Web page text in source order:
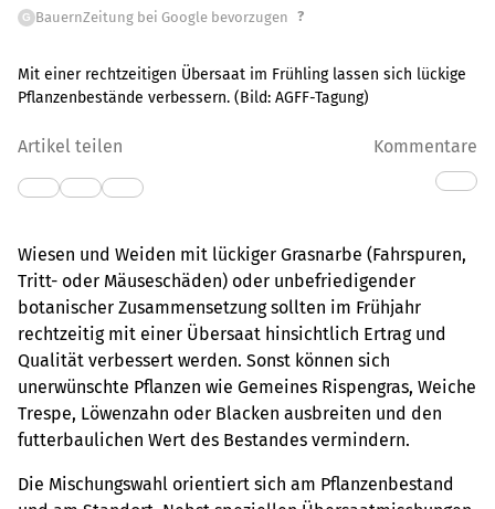
G BauernZeitung bei Google bevorzugen ?
Mit einer rechtzeitigen Übersaat im Frühling lassen sich lückige
Pflanzenbestände verbessern. (Bild: AGFF-Tagung)
Artikel teilen Kommentare
Wiesen und Weiden mit lückiger Grasnarbe (Fahrspuren,
Tritt- oder Mäuseschäden) oder unbefriedigender
botanischer Zusammensetzung sollten im Frühjahr
rechtzeitig mit einer Übersaat hinsichtlich Ertrag und
Qualität verbessert werden. Sonst können sich
unerwünschte Pflanzen wie Gemeines Rispengras, Weiche
Trespe, Löwenzahn oder Blacken ausbreiten und den
futterbaulichen Wert des Bestandes vermindern.
Die Mischungswahl orientiert sich am Pflanzenbestand